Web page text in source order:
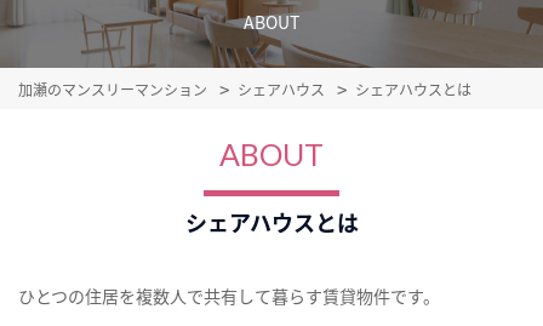
ABOUT
加瀬のマンスリーマンション シェアハウス シェアハウスとは
ABOUT
シェアハウスとは
ひとつの住居を複数人で共有して暮らす賃貸物件です。